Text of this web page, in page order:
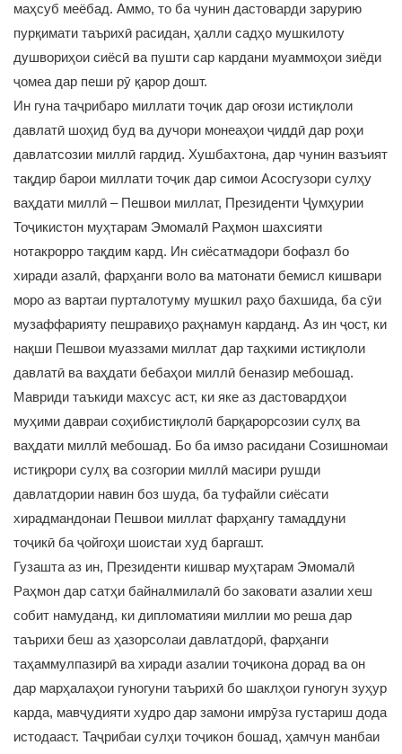
маҳсуб меёбад. Аммо, то ба чунин дастоварди зарурию
пурқимати таърихӣ расидан, ҳалли садҳо мушкилоту
душвориҳои сиёсӣ ва пушти сар кардани муаммоҳои зиёди
ҷомеа дар пеши рӯ қарор дошт.
Ин гуна таҷрибаро миллати тоҷик дар оғози истиқлоли
давлатӣ шоҳид буд ва дучори монеаҳои ҷиддӣ дар роҳи
давлатсозии миллӣ гардид. Хушбахтона, дар чунин вазъият
тақдир барои миллати тоҷик дар симои Асосгузори сулҳу
ваҳдати миллӣ – Пешвои миллат, Президенти Ҷумҳурии
Тоҷикистон муҳтарам Эмомалӣ Раҳмон шахсияти
нотакрорро тақдим кард. Ин сиёсатмадори бофазл бо
хиради азалӣ, фарҳанги воло ва матонати бемисл кишвари
моро аз вартаи пурталотуму мушкил раҳо бахшида, ба сӯи
музаффарияту пешравиҳо раҳнамун карданд. Аз ин ҷост, ки
нақши Пешвои муаззами миллат дар таҳкими истиқлоли
давлатӣ ва ваҳдати бебаҳои миллӣ беназир мебошад.
Мавриди таъкиди махсус аст, ки яке аз дастовардҳои
муҳими давраи соҳибистиқлолӣ барқарорсозии сулҳ ва
ваҳдати миллӣ мебошад. Бо ба имзо расидани Созишномаи
истиқрори сулҳ ва созгории миллӣ масири рушди
давлатдории навин боз шуда, ба туфайли сиёсати
хирадмандонаи Пешвои миллат фарҳангу тамаддуни
тоҷикӣ ба ҷойгоҳи шоистаи худ баргашт.
Гузашта аз ин, Президенти кишвар муҳтарам Эмомалӣ
Раҳмон дар сатҳи байналмилалӣ бо заковати азалии хеш
собит намуданд, ки дипломатияи миллии мо реша дар
таърихи беш аз ҳазорсолаи давлатдорӣ, фарҳанги
таҳаммулпазирӣ ва хиради азалии тоҷикона дорад ва он
дар марҳалаҳои гуногуни таърихӣ бо шаклҳои гуногун зуҳур
карда, мавҷудияти худро дар замони имрӯза густариш дода
истодааст. Таҷрибаи сулҳи тоҷикон бошад, ҳамчун манбаи